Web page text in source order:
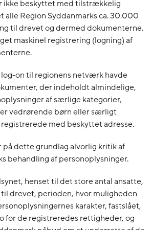
ikke beskyttet med tilstrækkelig
alle Region Syddanmarks ca. 30.000
til drevet og dermed dokumenterne.
maskinel registrering (logning) af
on til regionens netværk havde
der indeholdt almindelige,
af særlige kategorier,
vedrørende børn eller særligt
med beskyttet adresse.
dette grundlag alvorlig kritik af
behandling af personoplysninger.
henset til det store antal ansatte,
drevet, perioden, hvor muligheden
karakter, fastslået,
for de registreredes rettigheder, og